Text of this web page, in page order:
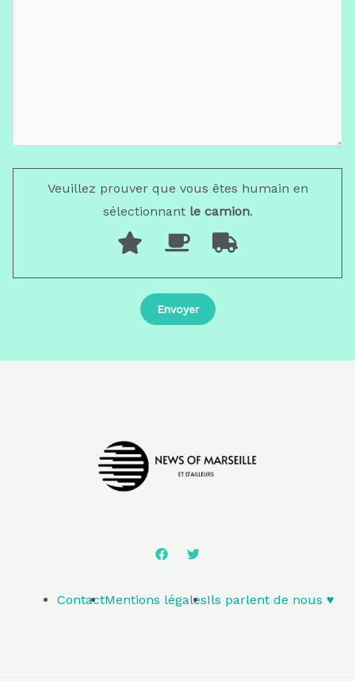
Veuillez prouver que vous êtes humain en
sélectionnantle camion.
ContactMentions légalesIls parlent de nous ♥️